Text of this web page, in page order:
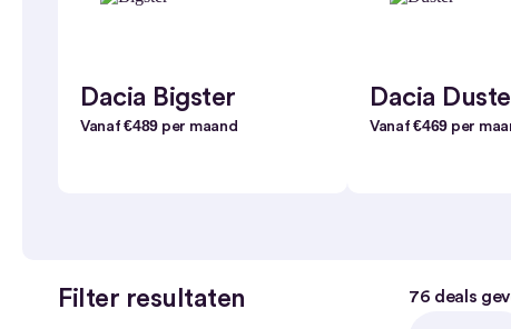
Dacia Bigster
Vanaf€489 per maand
Dacia
Vanaf€469 per
Filter resultaten 76 deals